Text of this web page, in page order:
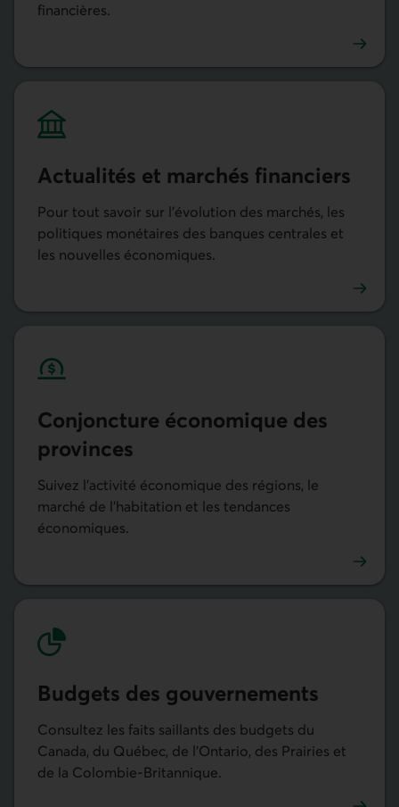
financières.
Actualités et marchés financiers
Pour tout savoir sur l’évolution des marchés, les
politiques monétaires des banques centrales et
les nouvelles économiques.
Conjonc­ture écono­mique des
provinces
Suivez l’activité économique des régions, le
marché de l’habitation et les tendances
économiques.
Budgets des gouver­nements
Consultez les faits saillants des budgets du
Canada, du Québec, de l’Ontario, des Prairies et
de la Colombie-Britannique.